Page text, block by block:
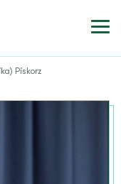
Piskorz